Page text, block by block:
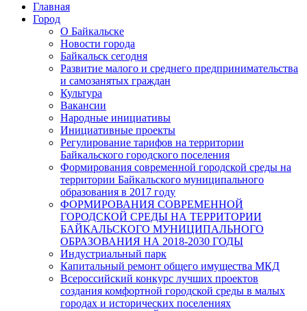
Главная
Город
О Байкальске
Новости города
Байкальск сегодня
Развитие малого и среднего предпринимательства
и самозанятых граждан
Культура
Вакансии
Народные инициативы
Инициативные проекты
Регулирование тарифов на территории
Байкальского городского поселения
Формирования современной городской среды на
территории Байкальского муниципального
образования в 2017 году
ФОРМИРОВАНИЯ СОВРЕМЕННОЙ
ГОРОДСКОЙ СРЕДЫ НА ТЕРРИТОРИИ
БАЙКАЛЬСКОГО МУНИЦИПАЛЬНОГО
ОБРАЗОВАНИЯ НА 2018-2030 ГОДЫ
Индустриальный парк
Капитальный ремонт общего имущества МКД
Всероссийский конкурс лучших проектов
создания комфортной городской среды в малых
городах и исторических поселениях